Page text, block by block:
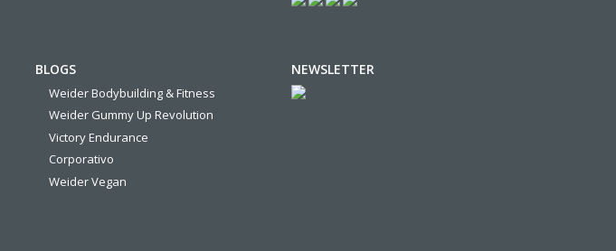
BLOGS
Weider Bodybuilding & Fitness
Weider Gummy Up Revolution
Victory Endurance
Corporativo
Weider Vegan
NEWSLETTER